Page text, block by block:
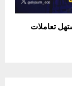
تعاملات